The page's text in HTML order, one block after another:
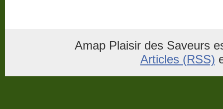
Amap Plaisir des Saveurs
Articles (RSS)